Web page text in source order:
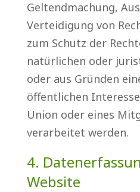
Geltendmachung,
Verteidigung von
zum Schutz der
natürlichen oder
oder aus Gründen
öffentlichen
Union oder eines
verarbeitet werden.
4.
Website